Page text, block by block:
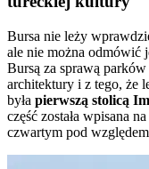
Bursa nie leży
ale nie można odmówić
Bursą za sprawą
architektury i z tego, że
była pierwszą stolicą
część została wpisana
czwartym pod